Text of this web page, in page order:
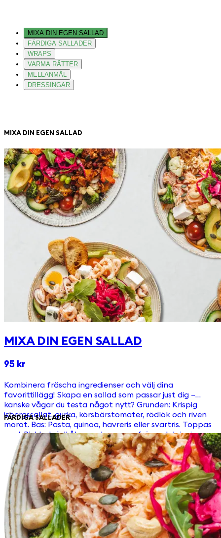
MIXA DIN EGEN SALLAD
FÄRDIGA SALLADER
WRAPS
VARMA RÄTTER
MELLANMÅL
DRESSINGAR
MIXA DIN EGEN SALLAD
MIXA DIN EGEN SALLAD
95 kr
Kombinera fräscha ingredienser och välj dina
favorittillägg! Skapa en sallad som passar just dig –
kanske vågar du testa något nytt? Grunden: Krispig
isbergssallat, gurka, körsbärstomater, rödlök och riven
morot. Bas: Pasta, quinoa, havreris eller svartris. Toppas
med: Picklad rödkål, ruccola, pumpafrön och krispiga
krutonger. Välj till en av våra goda och egengjorda
dressingar!
FÄRDIGA SALLADER